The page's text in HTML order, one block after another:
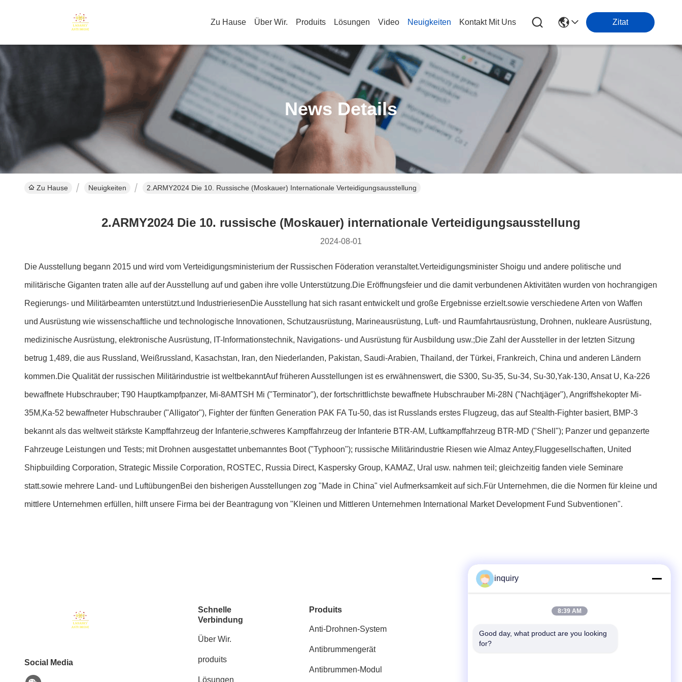
Zu Hause Über Wir. Produits Lösungen Video Neuigkeiten Kontakt Mit Uns Zitat
News Details
Zu Hause Neuigkeiten 2.ARMY2024 Die 10. Russische (Moskauer) Internationale Verteidigungsausstellung
2.ARMY2024 Die 10. russische (Moskauer) internationale Verteidigungsausstellung
2024-08-01
Die Ausstellung begann 2015 und wird vom Verteidigungsministerium der Russischen Föderation veranstaltet.Verteidigungsminister Shoigu und andere politische und
militärische Giganten traten alle auf der Ausstellung auf und gaben ihre volle Unterstützung.Die Eröffnungsfeier und die damit verbundenen Aktivitäten wurden von hochrangigen
Regierungs- und Militärbeamten unterstützt.und IndustrieriesenDie Ausstellung hat sich rasant entwickelt und große Ergebnisse erzielt.sowie verschiedene Arten von Waffen
und Ausrüstung wie wissenschaftliche und technologische Innovationen, Schutzausrüstung, Marineausrüstung, Luft- und Raumfahrtausrüstung, Drohnen, nukleare Ausrüstung,
medizinische Ausrüstung, elektronische Ausrüstung, IT-Informationstechnik, Navigations- und Ausrüstung für Ausbildung usw.;Die Zahl der Aussteller in der letzten Sitzung
betrug 1,489, die aus Russland, Weißrussland, Kasachstan, Iran, den Niederlanden, Pakistan, Saudi-Arabien, Thailand, der Türkei, Frankreich, China und anderen Ländern
kommen.Die Qualität der russischen Militärindustrie ist weltbekanntAuf früheren Ausstellungen ist es erwähnenswert, die S300, Su-35, Su-34, Su-30,Yak-130, Ansat U, Ka-226
bewaffnete Hubschrauber; T90 Hauptkampfpanzer, Mi-8AMTSH Mi ("Terminator"), der fortschrittlichste bewaffnete Hubschrauber Mi-28N ("Nachtjäger"), Angriffshekopter Mi-
35M,Ka-52 bewaffneter Hubschrauber ("Alligator"), Fighter der fünften Generation PAK FA Tu-50, das ist Russlands erstes Flugzeug, das auf Stealth-Fighter basiert, BMP-3
bekannt als das weltweit stärkste Kampffahrzeug der Infanterie,schweres Kampffahrzeug der Infanterie BTR-AM, Luftkampffahrzeug BTR-MD ("Shell"); Panzer und gepanzerte
Fahrzeuge Leistungen und Tests; mit Drohnen ausgestattet unbemanntes Boot ("Typhoon"); russische Militärindustrie Riesen wie Almaz Antey,Fluggesellschaften, United
Shipbuilding Corporation, Strategic Missile Corporation, ROSTEC, Russia Direct, Kaspersky Group, KAMAZ, Ural usw. nahmen teil; gleichzeitig fanden viele Seminare
statt.sowie mehrere Land- und LuftübungenBei den bisherigen Ausstellungen zog "Made in China" viel Aufmerksamkeit auf sich.Für Unternehmen, die die Normen für kleine und
mittlere Unternehmen erfüllen, hilft unsere Firma bei der Beantragung von "Kleinen und Mittleren Unternehmen International Market Development Fund Subventionen".
Social Media
Schnelle
Verbindung
Über Wir.
produits
Lösungen
Produits
Anti-Drohnen-System
Antibrummengerät
Antibrummen-Modul
Schnelle Kontaktaufnahme
Tel.
inquiry
8:39 AM
Good day, what product are you looking
for?